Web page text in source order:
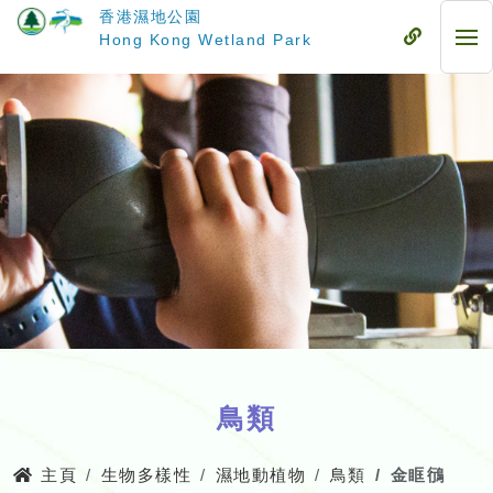
要
內
容
香港濕地公園
Hong Kong Wetland Park
流
流
動
鳥類
主頁 生物多樣性 濕地動植物 鳥類 金眶鴴